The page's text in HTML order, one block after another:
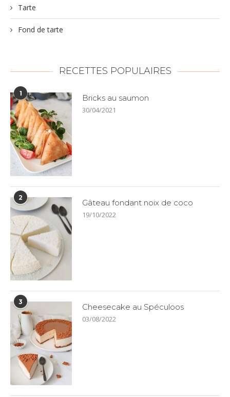
Tarte
Fond de tarte
RECETTES POPULAIRES
1
Bricks au saumon
30/04/2021
2
Gâteau fondant noix de coco
19/10/2022
3
Cheesecake au Spéculoos
03/08/2022